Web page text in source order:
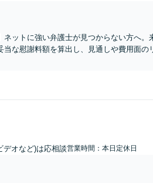
ネットに強い弁護士が見つからない方へ。
な慰謝料額を算出し、見通しや費用面の
デオなど)は応相談営業時間：本日定休日